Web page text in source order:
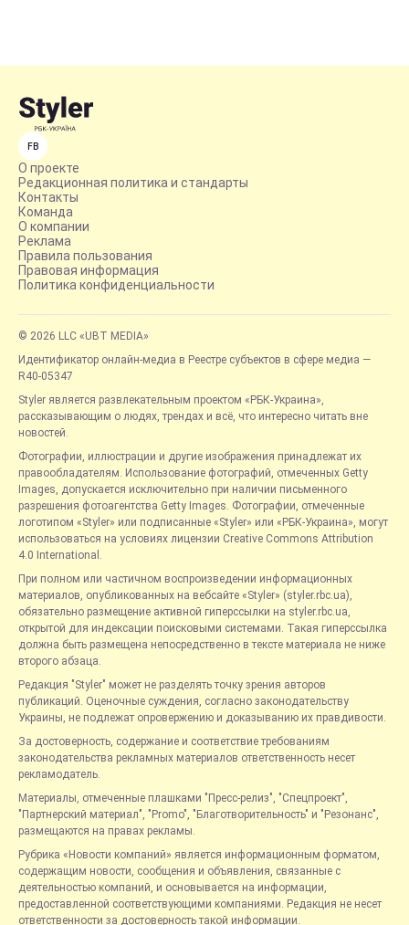
FB
О проекте
Редакционная политика и стандарты
Контакты
Команда
О компании
Реклама
Правила пользования
Правовая информация
Политика конфиденциальности
© 2026 LLC «UBT MEDIA»
Идентификатор онлайн-медиа в Реестре субъектов в сфере медиа —
R40-05347
Styler является развлекательным проектом «РБК-Украина»,
рассказывающим о людях, трендах и всё, что интересно читать вне
новостей.
Фотографии, иллюстрации и другие изображения принадлежат их
правообладателям. Использование фотографий, отмеченных Getty
Images, допускается исключительно при наличии письменного
разрешения фотоагентства Getty Images. Фотографии, отмеченные
логотипом «Styler» или подписанные «Styler» или «РБК-Украина», могут
использоваться на условиях лицензии Creative Commons Attribution
4.0 International.
При полном или частичном воспроизведении информационных
материалов, опубликованных на вебсайте «Styler» (styler.rbc.ua),
обязательно размещение активной гиперссылки на styler.rbc.ua,
открытой для индексации поисковыми системами. Такая гиперссылка
должна быть размещена непосредственно в тексте материала не ниже
второго абзаца.
Редакция "Styler" может не разделять точку зрения авторов
публикаций. Оценочные суждения, согласно законодательству
Украины, не подлежат опровержению и доказыванию их правдивости.
За достоверность, содержание и соответствие требованиям
законодательства рекламных материалов ответственность несет
рекламодатель.
Материалы, отмеченные плашками "Пресс-релиз", "Спецпроект",
"Партнерский материал", "Promo", "Благотворительность" и "Резонанс",
размещаются на правах рекламы.
Рубрика «Новости компаний» является информационным форматом,
содержащим новости, сообщения и объявления, связанные с
деятельностью компаний, и основывается на информации,
предоставленной соответствующими компаниями. Редакция не несет
ответственности за достоверность такой информации.